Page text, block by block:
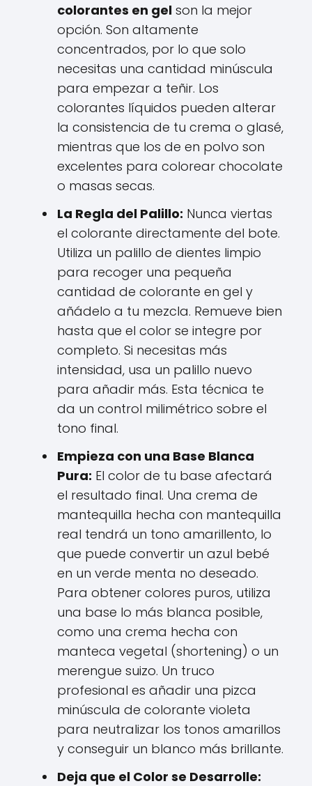
colorantes en gel son la mejor
opción. Son altamente
concentrados, por lo que solo
necesitas una cantidad minúscula
para empezar a teñir. Los
colorantes líquidos pueden alterar
la consistencia de tu crema o glasé,
mientras que los de en polvo son
excelentes para colorear chocolate
o masas secas.
La Regla del Palillo: Nunca viertas
el colorante directamente del bote.
Utiliza un palillo de dientes limpio
para recoger una pequeña
cantidad de colorante en gel y
añádelo a tu mezcla. Remueve bien
hasta que el color se integre por
completo. Si necesitas más
intensidad, usa un palillo nuevo
para añadir más. Esta técnica te
da un control milimétrico sobre el
tono final.
Empieza con una Base Blanca
Pura: El color de tu base afectará
el resultado final. Una crema de
mantequilla hecha con mantequilla
real tendrá un tono amarillento, lo
que puede convertir un azul bebé
en un verde menta no deseado.
Para obtener colores puros, utiliza
una base lo más blanca posible,
como una crema hecha con
manteca vegetal (shortening) o un
merengue suizo. Un truco
profesional es añadir una pizca
minúscula de colorante violeta
para neutralizar los tonos amarillos
y conseguir un blanco más brillante.
Deja que el Color se Desarrolle: